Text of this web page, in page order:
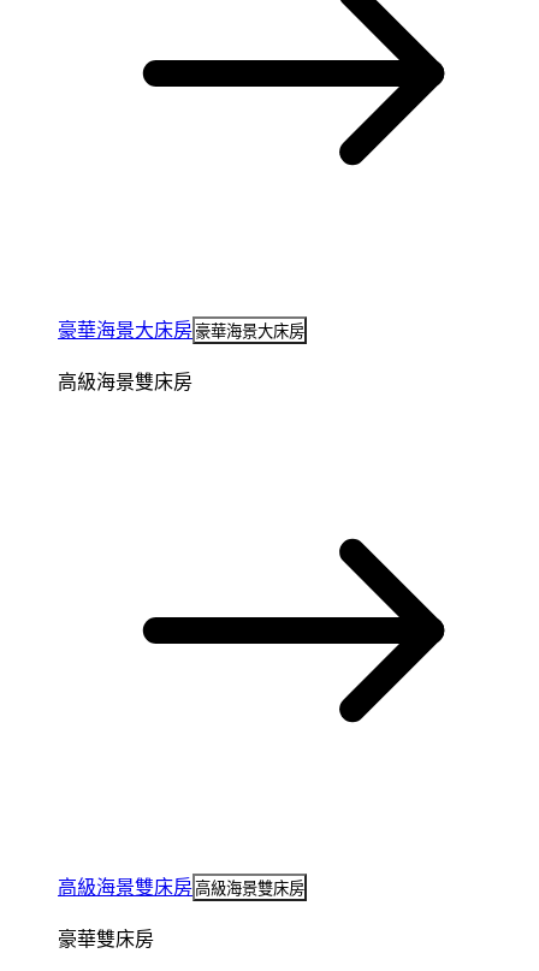
豪華海景大床房豪華海景大床房
高級海景雙床房
高級海景雙床房高級海景雙床房
豪華雙床房